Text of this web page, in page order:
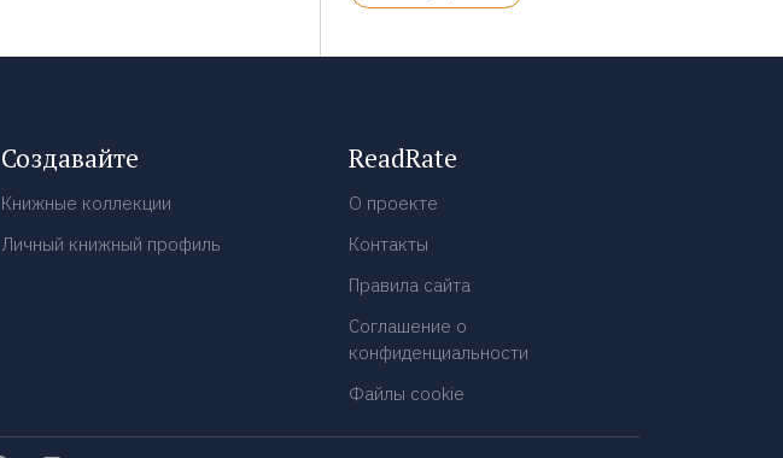
Создавайте
Книжные коллекции
Личный книжный профиль
ReadRate
О проекте
Контакты
Правила сайта
Соглашение о
конфиденциальности
Файлы cookie